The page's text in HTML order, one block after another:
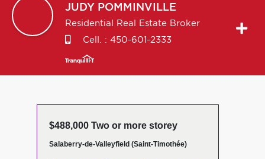
JUDY POMMINVILLE
Residential Real Estate Broker
Cell. : 450-601-2333
$488,000 Two or more storey
Salaberry-de-Valleyfield (Saint-Timothée)